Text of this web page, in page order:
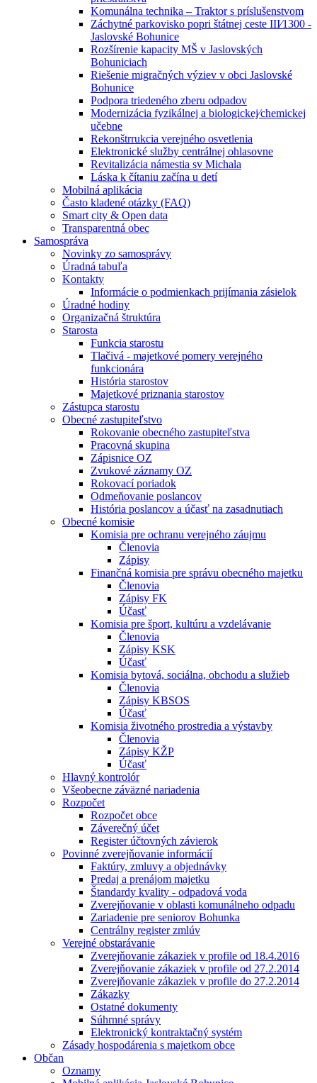
Komunálna technika – Traktor s príslušenstvom
Záchytné parkovisko popri štátnej ceste III⁄1300 -
Jaslovské Bohunice
Rozšírenie kapacity MŠ v Jaslovských
Bohuniciach
Riešenie migračných výziev v obci Jaslovské
Bohunice
Podpora triedeného zberu odpadov
Modernizácia fyzikálnej a biologickej⁄chemickej
učebne
Rekonštrrukcia verejného osvetlenia
Elektronické služby centrálnej ohlasovne
Revitalizácia námestia sv Michala
Láska k čítaniu začína u detí
Mobilná aplikácia
Často kladené otázky (FAQ)
Smart city & Open data
Transparentná obec
Samospráva
Novinky zo samosprávy
Úradná tabuľa
Kontakty
Informácie o podmienkach prijímania zásielok
Úradné hodiny
Organizačná štruktúra
Starosta
Funkcia starostu
Tlačivá - majetkové pomery verejného
funkcionára
História starostov
Majetkové priznania starostov
Zástupca starostu
Obecné zastupiteľstvo
Rokovanie obecného zastupiteľstva
Pracovná skupina
Zápisnice OZ
Zvukové záznamy OZ
Rokovací poriadok
Odmeňovanie poslancov
História poslancov a účasť na zasadnutiach
Obecné komisie
Komisia pre ochranu verejného záujmu
Členovia
Zápisy
Finančná komisia pre správu obecného majetku
Členovia
Zápisy FK
Účasť
Komisia pre šport, kultúru a vzdelávanie
Členovia
Zápisy KSK
Účasť
Komisia bytová, sociálna, obchodu a služieb
Členovia
Zápisy KBSOS
Účasť
Komisia životného prostredia a výstavby
Členovia
Zápisy KŽP
Účasť
Hlavný kontrolór
Všeobecne záväzné nariadenia
Rozpočet
Rozpočet obce
Záverečný účet
Register účtovných závierok
Povinné zverejňovanie informácií
Faktúry, zmluvy a objednávky
Predaj a prenájom majetku
Štandardy kvality - odpadová voda
Zverejňovanie v oblasti komunálneho odpadu
Zariadenie pre seniorov Bohunka
Centrálny register zmlúv
Verejné obstarávanie
Zverejňovanie zákaziek v profile od 18.4.2016
Zverejňovanie zákaziek v profile od 27.2.2014
Zverejňovanie zákaziek v profile do 27.2.2014
Zákazky
Ostatné dokumenty
Súhrnné správy
Elektronický kontraktačný systém
Zásady hospodárenia s majetkom obce
Občan
Oznamy